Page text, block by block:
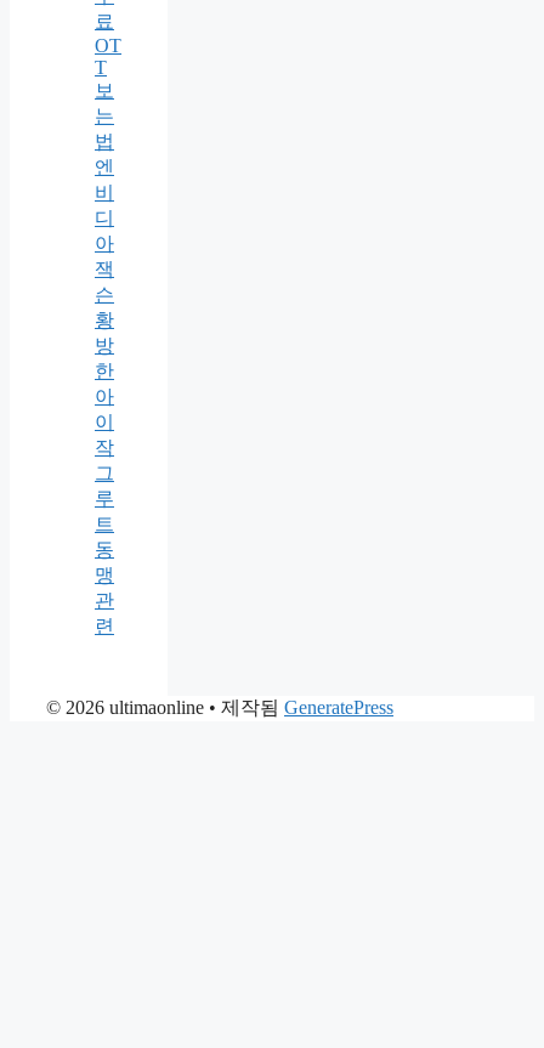
료
OT
T
보
는
법
엔
비
디
아
잭
슨
황
방
한
아
이
작
그
루
트
동
맹
관
련
© 2026 ultimaonline • 제작됨 GeneratePress